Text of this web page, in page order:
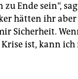
Ende sein“,
hätten ihr aber
Sicherheit.
ist, kann